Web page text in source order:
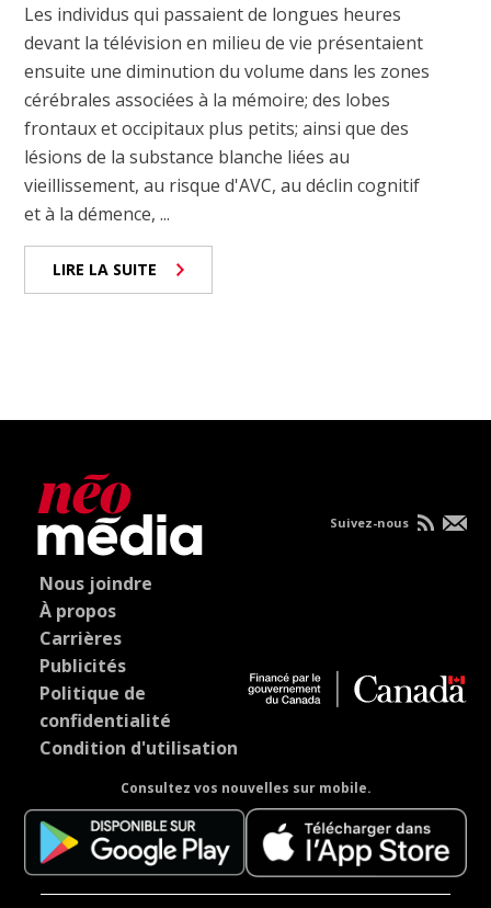
Les individus qui passaient de longues heures
devant la télévision en milieu de vie présentaient
ensuite une diminution du volume dans les zones
cérébrales associées à la mémoire; des lobes
frontaux et occipitaux plus petits; ainsi que des
lésions de la substance blanche liées au
vieillissement, au risque d'AVC, au déclin cognitif
et à la démence, ...
LIRE LA SUITE
Nous joindre
À propos
Carrières
Publicités
Politique de
confidentialité
Condition d'utilisation
Consultez vos nouvelles sur mobile.
Suivez-nous